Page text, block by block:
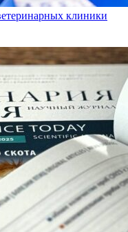
клиники